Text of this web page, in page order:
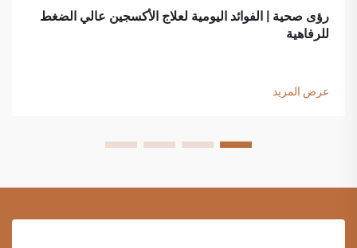
رؤى صحية | الفوائد اليومية لعلاج الأكسجين عالي الضغط
للرفاهية
عرض المزيد